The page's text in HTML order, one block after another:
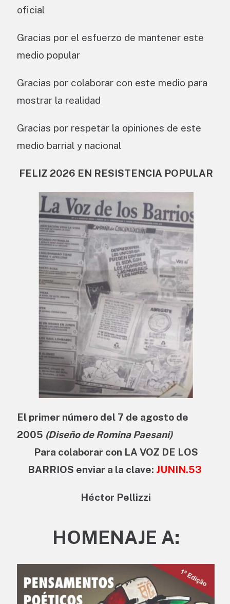
oficial
Gracias por el esfuerzo de mantener este
medio popular
Gracias por colaborar con este medio para
mostrar la realidad
Gracias por respetar la opiniones de este
medio barrial y nacional
FELIZ 2026 EN RESISTENCIA POPULAR
El primer número del 7 de agosto de
2005 (Diseño de Romina Paesani)
Para colaborar con LA VOZ DE LOS
BARRIOS enviar a la clave: JUNIN.53
Héctor Pellizzi
HOMENAJE A: